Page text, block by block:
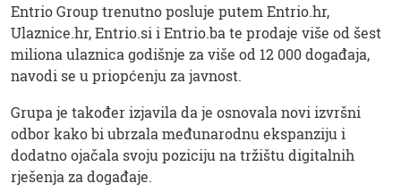
Entrio Group trenutno posluje putem Entrio.hr,
Ulaznice.hr, Entrio.si i Entrio.ba te prodaje više od šest
miliona ulaznica godišnje za više od 12 000 događaja,
navodi se u priopćenju za javnost.
Grupa je također izjavila da je osnovala novi izvršni
odbor kako bi ubrzala međunarodnu ekspanziju i
dodatno ojačala svoju poziciju na tržištu digitalnih
rješenja za događaje.